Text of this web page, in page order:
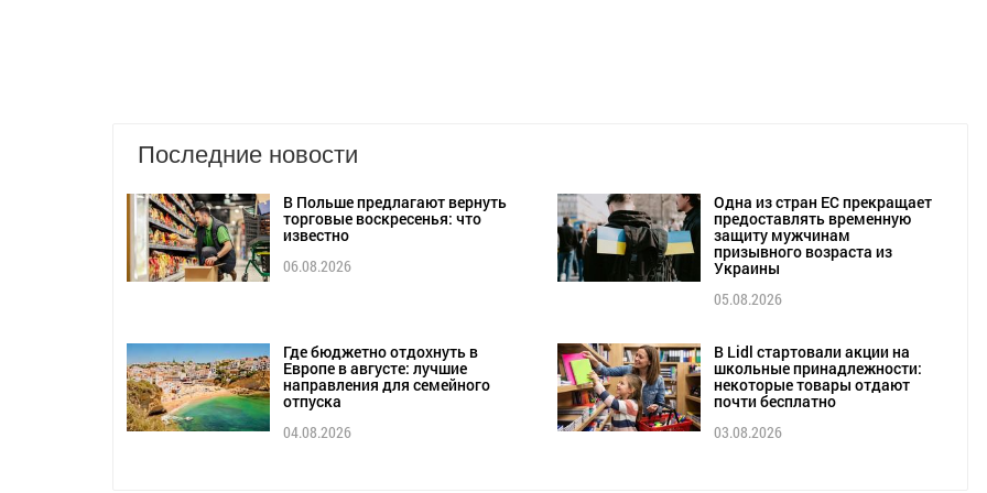
Последние новости
В Польше предлагают вернуть
торговые воскресенья: что
известно
06.08.2026
Одна из стран ЕС прекращает
предоставлять временную
защиту мужчинам
призывного возраста из
Украины
05.08.2026
Где бюджетно отдохнуть в
Европе в августе: лучшие
направления для семейного
отпуска
04.08.2026
В Lidl стартовали акции на
школьные принадлежности:
некоторые товары отдают
почти бесплатно
03.08.2026